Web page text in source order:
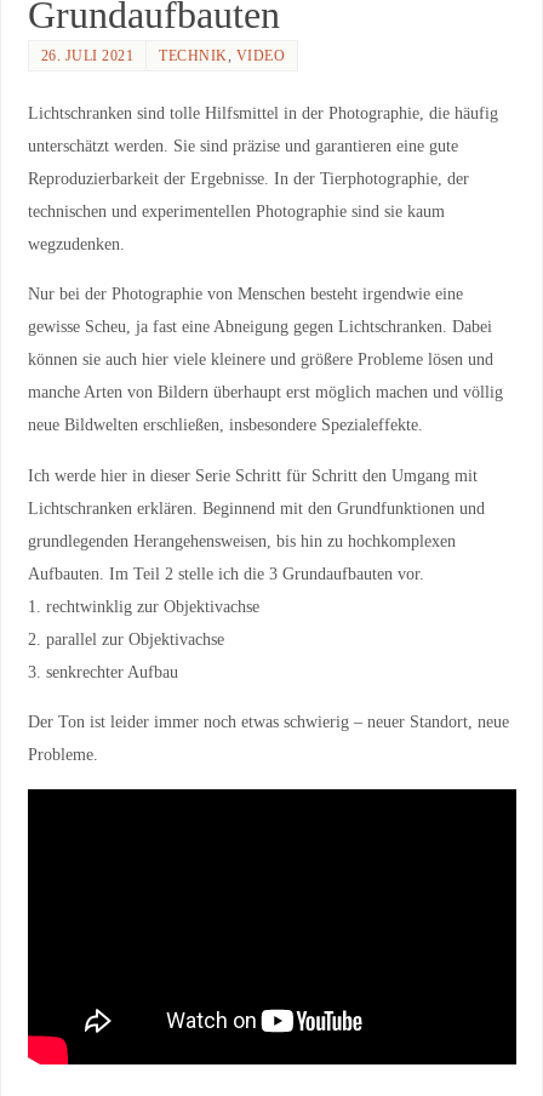
Grundaufbauten
26. JULI 2021 TECHNIK, VIDEO
Lichtschranken sind tolle Hilfsmittel in der Photographie, die häufig
unterschätzt werden. Sie sind präzise und garantieren eine gute
Reproduzierbarkeit der Ergebnisse. In der Tierphotographie, der
technischen und experimentellen Photographie sind sie kaum
wegzudenken.
Nur bei der Photographie von Menschen besteht irgendwie eine
gewisse Scheu, ja fast eine Abneigung gegen Lichtschranken. Dabei
können sie auch hier viele kleinere und größere Probleme lösen und
manche Arten von Bildern überhaupt erst möglich machen und völlig
neue Bildwelten erschließen, insbesondere Spezialeffekte.
Ich werde hier in dieser Serie Schritt für Schritt den Umgang mit
Lichtschranken erklären. Beginnend mit den Grundfunktionen und
grundlegenden Herangehensweisen, bis hin zu hochkomplexen
Aufbauten. Im Teil 2 stelle ich die 3 Grundaufbauten vor.
1. rechtwinklig zur Objektivachse
2. parallel zur Objektivachse
3. senkrechter Aufbau
Der Ton ist leider immer noch etwas schwierig – neuer Standort, neue
Probleme.